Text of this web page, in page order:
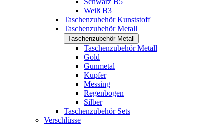
Schwarz B5
Weiß B3
Taschenzubehör Kunststoff
Taschenzubehör Metall
Taschenzubehör Metall
Taschenzubehör Metall
Gold
Gunmetal
Kupfer
Messing
Regenbogen
Silber
Taschenzubehör Sets
Verschlüsse